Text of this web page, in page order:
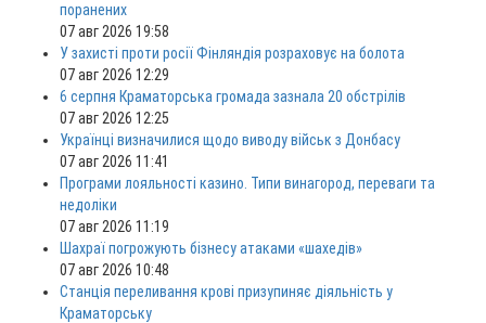
поранених
07 авг 2026 19:58
У захисті проти росії Фінляндія розраховує на болота
07 авг 2026 12:29
6 серпня Краматорська громада зазнала 20 обстрілів
07 авг 2026 12:25
Українці визначилися щодо виводу військ з Донбасу
07 авг 2026 11:41
Програми лояльності казино. Типи винагород, переваги та
недоліки
07 авг 2026 11:19
Шахраї погрожують бізнесу атаками «шахедів»
07 авг 2026 10:48
Станція переливання крові призупиняє діяльність у
Краматорську